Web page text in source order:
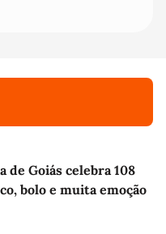
de Goiás celebra 108
bolo e muita emoção